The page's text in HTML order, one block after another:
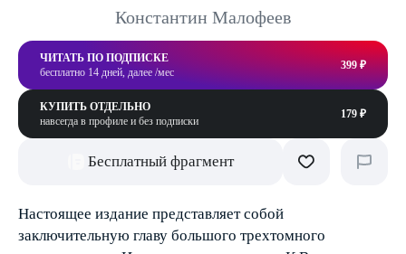
Константин Малофеев
ЧИТАТЬ ПО ПОДПИСКЕ
бесплатно 14 дней, далее /мес
399 ₽
КУПИТЬ ОТДЕЛЬНО
навсегда в профиле и без подписки
179 ₽
Бесплатный фрагмент
Настоящее издание представляет собой
заключительную главу большого трехтомного